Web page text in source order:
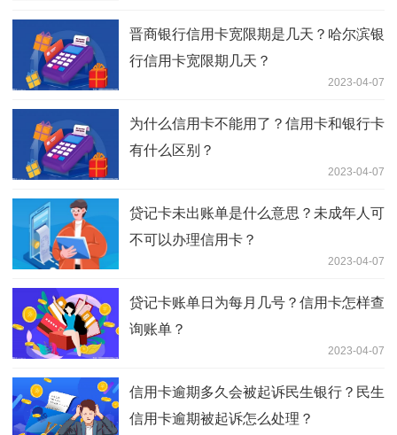
晋商银行信用卡宽限期是几天？哈尔滨银
行信用卡宽限期几天？
2023-04-07
为什么信用卡不能用了？信用卡和银行卡
有什么区别？
2023-04-07
贷记卡未出账单是什么意思？未成年人可
不可以办理信用卡？
2023-04-07
贷记卡账单日为每月几号？信用卡怎样查
询账单？
2023-04-07
信用卡逾期多久会被起诉民生银行？民生
信用卡逾期被起诉怎么处理？